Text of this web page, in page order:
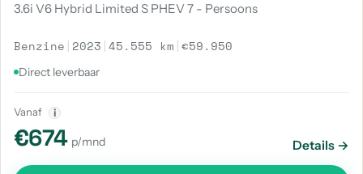
3.6i V6 Hybrid Limited S PHEV 7 - Persoons
Benzine | 2023 |45.555 km |€59.950
Direct leverbaar
Vanaf i
€674 p/mnd Details →